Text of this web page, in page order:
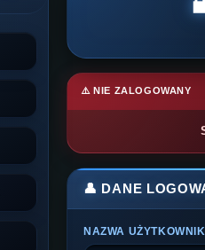
⚠️ NIE ZALOGOWANY
👤 DANE
NAZWA